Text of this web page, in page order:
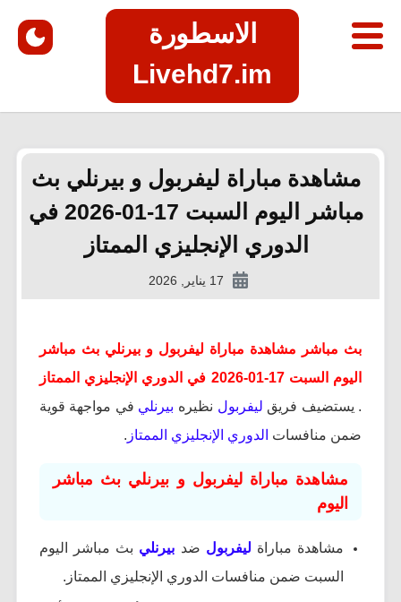
الاسطورة
Livehd7.im
مشاهدة مباراة ليفربول و بيرنلي بث
مباشر اليوم السبت 17-01-2026 في
الدوري الإنجليزي الممتاز
17 يناير, 2026
بث مباشر مشاهدة مباراة ليفربول و بيرنلي بث مباشر
اليوم السبت 17-01-2026 في الدوري الإنجليزي الممتاز
. يستضيف فريق ليفربول نظيره بيرنلي في مواجهة قوية
ضمن منافسات الدوري الإنجليزي الممتاز .
مشاهدة مباراة ليفربول و بيرنلي بث مباشر
اليوم
مشاهدة مباراة ليفربول ضد بيرنلي بث مباشر اليوم
السبت ضمن منافسات الدوري الإنجليزي الممتاز.